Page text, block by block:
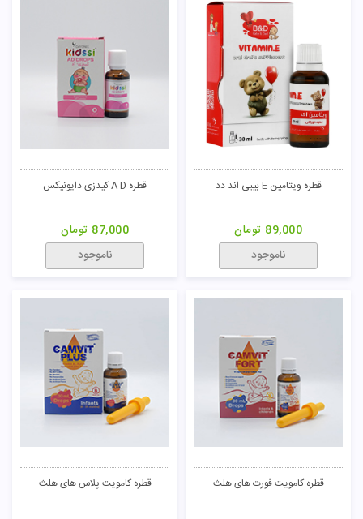
قطره ویتامین E بیبی اند دد
89,000 تومان
ناموجود
قطره A D کیدزی دایونیکس
87,000 تومان
ناموجود
قطره کامویت فورت های هلث قطره کامویت پلاس های هلث
تومان